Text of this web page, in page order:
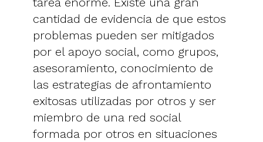
cantidad de evidencia de que estos
problemas pueden ser mitigados
por el apoyo social, como grupos,
asesoramiento, conocimiento de
las estrategias de afrontamiento
exitosas utilizadas por otros y ser
miembro de una red social
formada por otros en situaciones